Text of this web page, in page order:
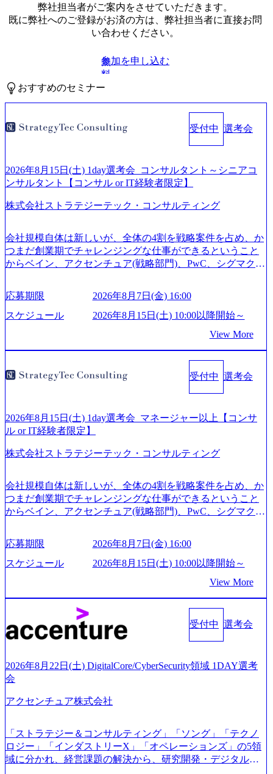
弊社担当者がご案内をさせていただきます。
既に弊社へのご登録がお済の方は、弊社担当者に直接お問
い合わせください。
無
料
参加を申し込む
おすすめのセミナー
受付中 選考会
2026年8月15日(土) 1day選考会_コンサルタント～シニアコ
ンサルタント【コンサル or IT経験者限定】
株式会社ストラテジーテック・コンサルティング
会社規模自体は新しいが、全体の4割を戦略案件を占め、か
つまだ創業期でチャレンジングな仕事ができるということ
からベイン、アクセンチュア(戦略部門)、PwC、シグマクシ
が続々ジョインするピュアな戦略を伸ばす新興ファーム。
事業会社機能へ携われる可能性※SaaSプロダクト、地方創
生、メディアなど リモート比率99%、福岡や北海道在中者
業、通信業界に強みがあり、ヘルスケアな業界は広げてい
く予定 インセンティブ支給という他社にはない制度 ワンプ
始～ 2026年8月7日(金) 16:00 ※枠が限られておりますので、
ご応募いただいてもご対応できない可能性がございます ※
だいたご応募者様については、1dayではなく通常選考での
ご案内とさせていただきます ● 面接(1次・最終を一度の面
についてご連絡させていただきます。 ● 一日で最終面接ま
合、後日面接や面談のお時間をいただく場合がございます
● 面接、条件面談それぞれ最大1時間を想定しております ・
実施前日までに日程およびURLを共有させていただきます
・面接および条件面談ともに、どの時間開始となってもご
ますと幸いです ※1day選考会のご参加希望の方は、事前に
GAB試験を受検いただきます(受験期限は1day選考会実施日
の3日前まで)。 ※ただし、30代以上のコンサルファーム経
験3年以上の方はGAB受検免除、書類選考のみ。 書類選考
通過後に、GAB試験に合格している方へ1day選考会当日の
ご案内をさせていただきます。 急速なグローバル化により
既存事業では成長戦略を描く事が困難になった大手企業を
サポートするため、新規事業立案や既存事業のトランスフ
たします。 (1)既存または新規大手事業会社から依頼された
「経営戦略」等のコンサルティング支援を行います。クラ
イアントは各業界上位5社をターゲットとし、特にCXOクラ
スから「新規事業戦略」「既存事業のトランスフォーメー
略」案件をメインとしたコンサルティングを行います ＜プ
ロジェクト一部抜粋＞ ・海外事業(新規・既存)事業のビジ
ネスモデル検討支援 ・金融領域におけるAIを活用した事業
応募期限
2026年8月7日(金) 16:00
スケジュール
2026年8月15日(土) 10:00以降開始～
View More
受付中 選考会
2026年8月15日(土) 1day選考会_マネージャー以上【コンサ
ル or IT経験者限定】
株式会社ストラテジーテック・コンサルティング
会社規模自体は新しいが、全体の4割を戦略案件を占め、か
つまだ創業期でチャレンジングな仕事ができるということ
からベイン、アクセンチュア(戦略部門)、PwC、シグマクシ
が続々ジョインするピュアな戦略を伸ばす新興ファーム。
事業会社機能へ携われる可能性※SaaSプロダクト、地方創
生、メディアなど リモート比率99%、福岡や北海道在中者
業、通信業界に強みがあり、ヘルスケアな業界は広げてい
く予定 インセンティブ支給という他社にはない制度 ワンプ
ール制を敷く、柔軟な組織 2026年8月15日(土) 10:00以降開
始～ 2026年8月7日(金) 16:00 ※枠が限られておりますので、
ご応募いただいてもご対応できない可能性がございます ※
ご応募者様については、1dayではなく通常選考でのご案内
とさせていただきます ● 面接(1次・最終を一度の面接で実
てご連絡させていただきます。 ● 一日で最終面接まで完了
日面接や面談のお時間をいただく場合がございます ● 面
接、条件面談それぞれ最大1時間を想定しております ・実施
前日までに日程およびURLを共有させていただきます ・面
接および条件面談ともに、どの時間開始となってもご対応
応募期限
2026年8月7日(金) 16:00
スケジュール
2026年8月15日(土) 10:00以降開始～
View More
受付中 選考会
2026年8月22日(土) DigitalCore/CyberSecurity領域 1DAY選考
会
アクセンチュア株式会社
「ストラテジー＆コンサルティング」「ソング」「テクノ
ロジー」「インダストリーX」「オペレーションズ」の5領
域に分かれ、経営課題の解決から、研究開発・デジタル・